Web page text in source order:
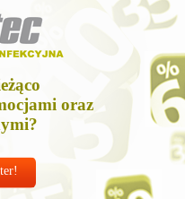
oraz
zamienne Durkopp Adler > pressure